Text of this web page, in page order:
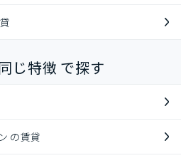
じ特徴 で探す
の賃貸